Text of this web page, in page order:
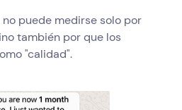
puede medirse solo por
también por que los
"calidad".